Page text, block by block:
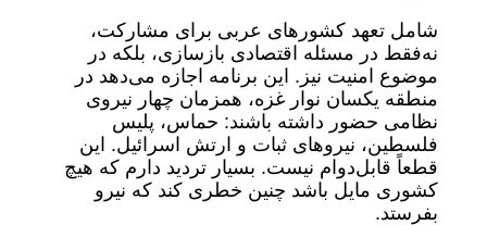
شامل تعهد کشورهای عربی برای مشارکت،
نه‌فقط در مسئله اقتصادی بازسازی، بلکه در
موضوع امنیت نیز. این برنامه اجازه می‌دهد در
منطقه یکسان نوار غزه، همزمان چهار نیروی
نظامی حضور داشته باشند: حماس، پلیس
فلسطین، نیروهای ثبات و ارتش اسرائیل. این
قطعاً قابل‌دوام نیست. بسیار تردید دارم که هیچ
کشوری مایل باشد چنین خطری کند که نیرو
بفرستد.